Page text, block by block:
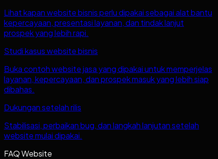
Lihat kapan website bisnis perlu dipakai sebagai alat bantu
kepercayaan, presentasi layanan, dan tindak lanjut
prospek yang lebih rapi.
Studi kasus website bisnis
Buka contoh website jasa yang dipakai untuk memperjelas
layanan, kepercayaan, dan prospek masuk yang lebih siap
dibahas.
Dukungan setelah rilis
Stabilisasi, perbaikan bug, dan langkah lanjutan setelah
website mulai dipakai.
FAQ Website